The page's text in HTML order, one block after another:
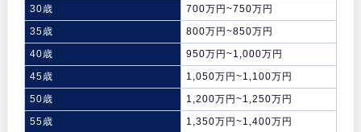
30歳
700万円~750万円
35歳
800万円~850万円
40歳
950万円~1,000万円
45歳
1,050万円~1,100万円
50歳
1,200万円~1,250万円
55歳
1,350万円~1,400万円